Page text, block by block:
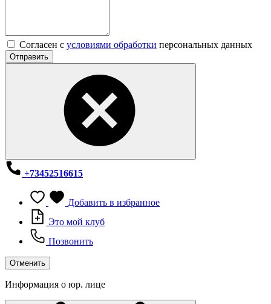
Согласен с условиями обработки персональных данных
Отправить
+73452516615
Добавить в избранное
Это мой клуб
Позвонить
Отменить
Информация о юр. лице